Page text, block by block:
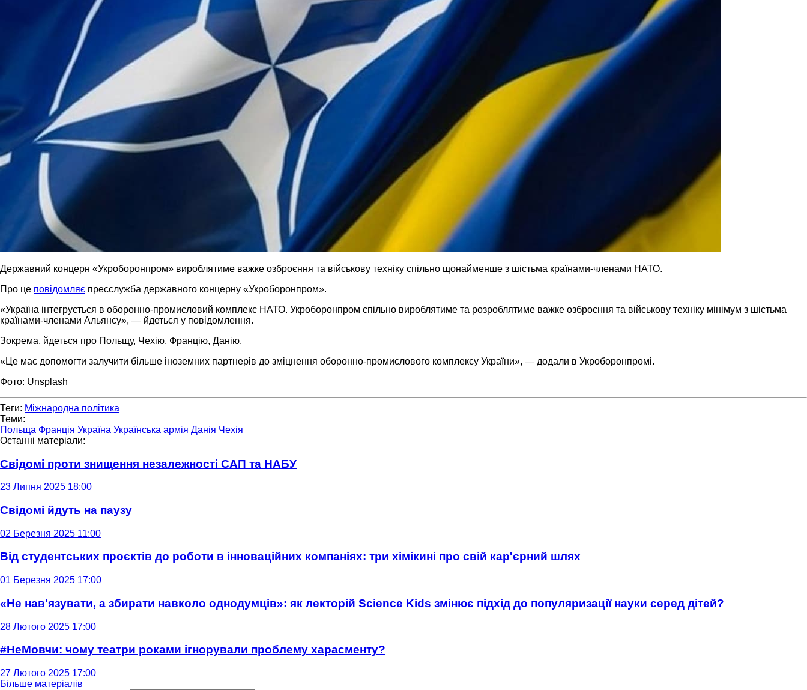
Державний концерн «Укроборонпром» вироблятиме важке озброєння та військову техніку спільно щонайменше з шістьма країнами-членами НАТО.
Про це повідомляє пресслужба державного концерну «Укроборонпром».
«Україна інтегрується в оборонно-промисловий комплекс НАТО. Укроборонпром спільно вироблятиме та розроблятиме важке озброєння та військову техніку мінімум з шістьма
країнами-членами Альянсу», — йдеться у повідомлення.
Зокрема, йдеться про Польщу, Чехію, Францію, Данію.
«Це має допомогти залучити більше іноземних партнерів до зміцнення оборонно-промислового комплексу України», — додали в Укроборонпромі.
Фото: Unsplash
Теги: Міжнародна політика
Теми:
Польща Франція Україна Українська армія Данія Чехія
Останні матеріали:
Свідомі проти знищення незалежності САП та НАБУ
23 Липня 2025 18:00
Свідомі йдуть на паузу
02 Березня 2025 11:00
Від студентських проєктів до роботи в інноваційних компаніях: три хімікині про свій кар'єрний шлях
01 Березня 2025 17:00
«Не нав'язувати, а збирати навколо однодумців»: як лекторій Science Kids змінює підхід до популяризації науки серед дітей?
28 Лютого 2025 17:00
#НеМовчи: чому театри роками ігнорували проблему харасменту?
27 Лютого 2025 17:00
Більше матеріалів